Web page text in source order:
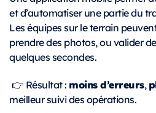
et d’automatiser une partie du
Les équipes sur le terrain
prendre des photos, ou valider
quelques secondes.
👉 Résultat : moins d’erreurs,
meilleur suivi des opérations.